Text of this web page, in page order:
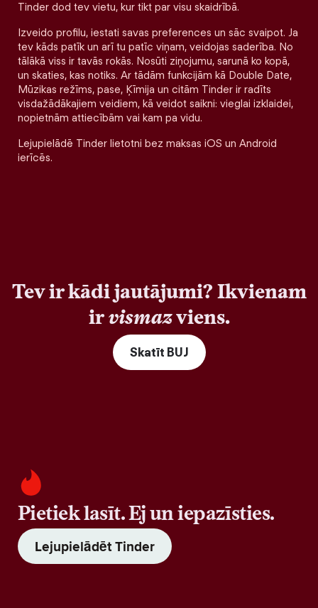
Tinder dod tev vietu, kur tikt par visu skaidrībā.
Izveido profilu, iestati savas preferences un sāc svaipot. Ja
tev kāds patīk un arī tu patīc viņam, veidojas saderība. No
tālākā viss ir tavās rokās. Nosūti ziņojumu, sarunā ko kopā,
un skaties, kas notiks. Ar tādām funkcijām kā Double Date,
Mūzikas režīms, pase, Ķīmija un citām Tinder ir radīts
visdažādākajiem veidiem, kā veidot saikni: vieglai izklaidei,
nopietnām attiecībām vai kam pa vidu.
Lejupielādē Tinder lietotni bez maksas iOS un Android
ierīcēs.
Tev ir kādi jautājumi? Ikvienam
irvismazviens.
Skatīt BUJ
Pietiek lasīt. Ej un iepazīsties.
Lejupielādēt Tinder